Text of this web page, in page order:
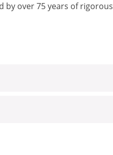
by over 75 years of rigorous